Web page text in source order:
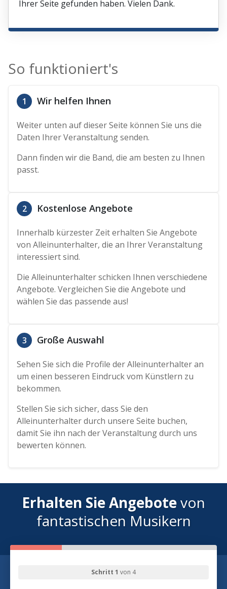
Ihrer Seite gefunden haben. Vielen Dank.
So funktioniert's
1 Wir helfen Ihnen
Weiter unten auf dieser Seite können Sie uns die
Daten Ihrer Veranstaltung senden.
Dann finden wir die Band, die am besten zu Ihnen
passt.
2 Kostenlose Angebote
Innerhalb kürzester Zeit erhalten Sie Angebote
von Alleinunterhalter, die an Ihrer Veranstaltung
interessiert sind.
Die Alleinunterhalter schicken Ihnen verschiedene
Angebote. Vergleichen Sie die Angebote und
wählen Sie das passende aus!
3 Große Auswahl
Sehen Sie sich die Profile der Alleinunterhalter an
um einen besseren Eindruck vom Künstlern zu
bekommen.
Stellen Sie sich sicher, dass Sie den
Alleinunterhalter durch unsere Seite buchen,
damit Sie ihn nach der Veranstaltung durch uns
bewerten können.
Erhalten Sie Angebotevon
fantastischen Musikern
Schritt 1 von 4